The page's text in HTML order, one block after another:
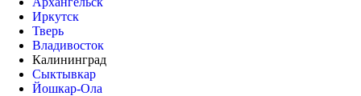
Иркутск
Тверь
Владивосток
Калининград
Сыктывкар
Йошкар-Ола